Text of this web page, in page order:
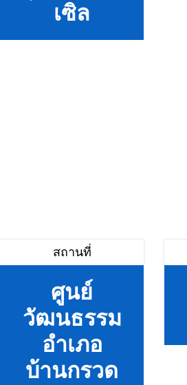
เซิล
สถานที่
ศูนย์
วัฒนธรรม
อำเภอ
บ้านกรวด